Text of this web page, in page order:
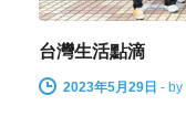
台灣生活點滴
2023年5月29日 - by